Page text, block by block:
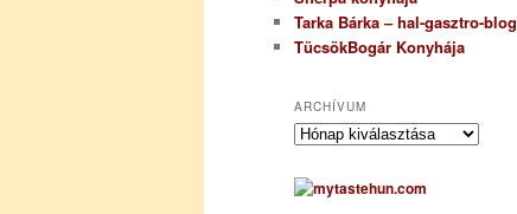
Tarka Bárka – hal-gasztro-blog
TücsökBogár Konyhája
ARCHÍVUM
A
c
h